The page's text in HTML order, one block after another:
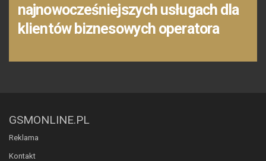
najnowocześniejszych usługach dla
klientów biznesowych operatora
GSMONLINE.PL
Reklama
Kontakt